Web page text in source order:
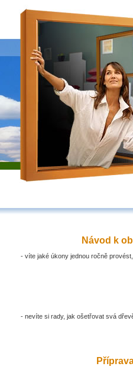
Návod k
- víte jaké úkony jednou ročně
- nevíte si rady, jak ošetřovat svá